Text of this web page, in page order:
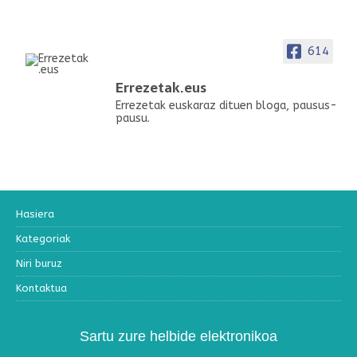
614
Errezetak.eus
Errezetak euskaraz dituen bloga, pausus-
pausu.
Hasiera
Kategoriak
Niri buruz
Kontaktua
Sartu zure helbide elektronikoa